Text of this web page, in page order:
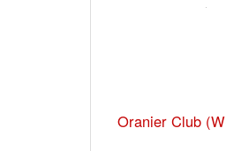
Oranier Club